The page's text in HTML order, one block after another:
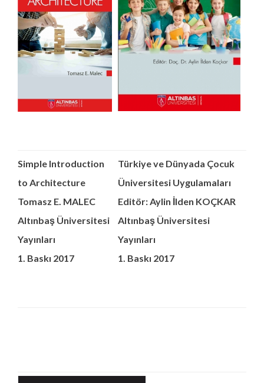
Simple Introduction
to Architecture
Tomasz E. MALEC
Altınbaş Üniversitesi
Yayınları
1. Baskı 2017
Türkiye ve Dünyada Çocuk
Üniversitesi Uygulamaları
Editör: Aylin İlden KOÇKAR
Altınbaş Üniversitesi
Yayınları
1. Baskı 2017